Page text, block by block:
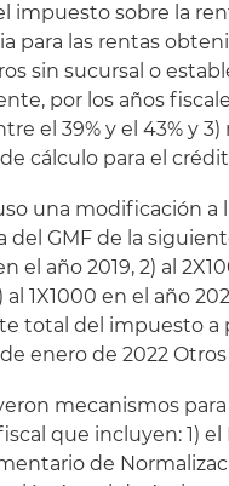
impuesto sobre la
para las rentas
sin sucursal o
por los años
el 39% y el 43% y
de cálculo para el
una modificación a
del GMF de la
el año 2019, 2) al
al 1X1000 en el año
total del impuesto a
enero de 2022 Otros
mecanismos
que incluyen: 1)
de